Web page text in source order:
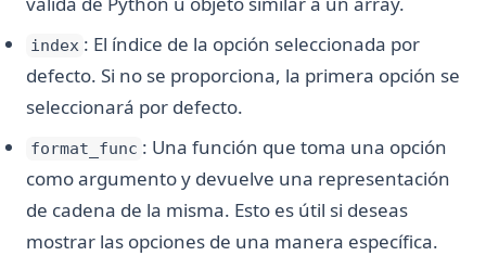
index : El índice de la opción seleccionada por
defecto. Si no se proporciona, la primera opción se
seleccionará por defecto.
format_func : Una función que toma una opción
como argumento y devuelve una representación
de cadena de la misma. Esto es útil si deseas
mostrar las opciones de una manera específica.